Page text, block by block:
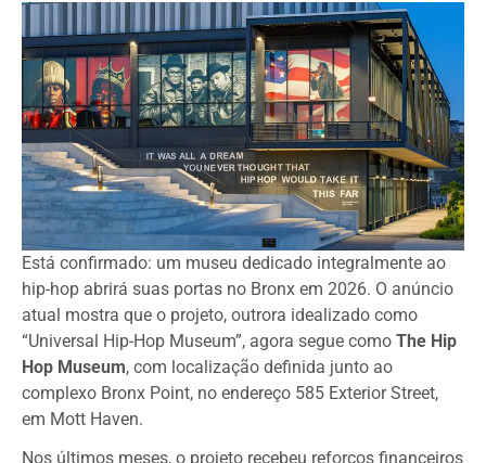
Está confirmado: um museu dedicado integralmente ao
hip-hop abrirá suas portas no Bronx em 2026. O anúncio
atual mostra que o projeto, outrora idealizado como
“Universal Hip-Hop Museum”, agora segue como The Hip
Hop Museum, com localização definida junto ao
complexo Bronx Point, no endereço 585 Exterior Street,
em Mott Haven.
Nos últimos meses, o projeto recebeu reforços financeiros